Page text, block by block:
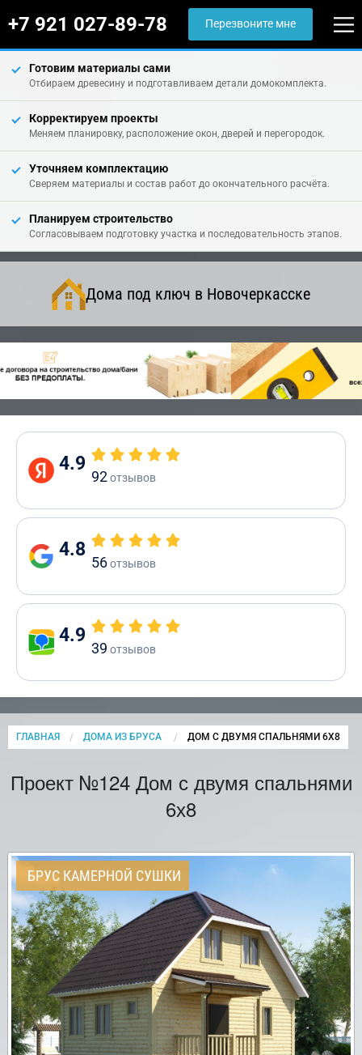
+7 921 027-89-78 Перезвоните мне
Готовим материалы сами
Отбираем древесину и подготавливаем детали домокомплекта.
Корректируем проекты
Меняем планировку, расположение окон, дверей и перегородок.
Уточняем комплектацию
Сверяем материалы и состав работ до окончательного расчёта.
Планируем строительство
Согласовываем подготовку участка и последовательность этапов.
Дома под ключ в Новочеркасске
4.9
92отзывов
4.8
56отзывов
4.9
39 отзывов
ГЛАВНАЯ ДОМА ИЗ БРУСА CURRENT:
ДОМ С ДВУМЯ СПАЛЬНЯМИ 6Х8
Проект №124 Дом с двумя спальнями
6х8
БРУС КАМЕРНОЙ СУШКИ